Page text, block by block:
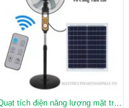
tích điện năng lượng mặt trời